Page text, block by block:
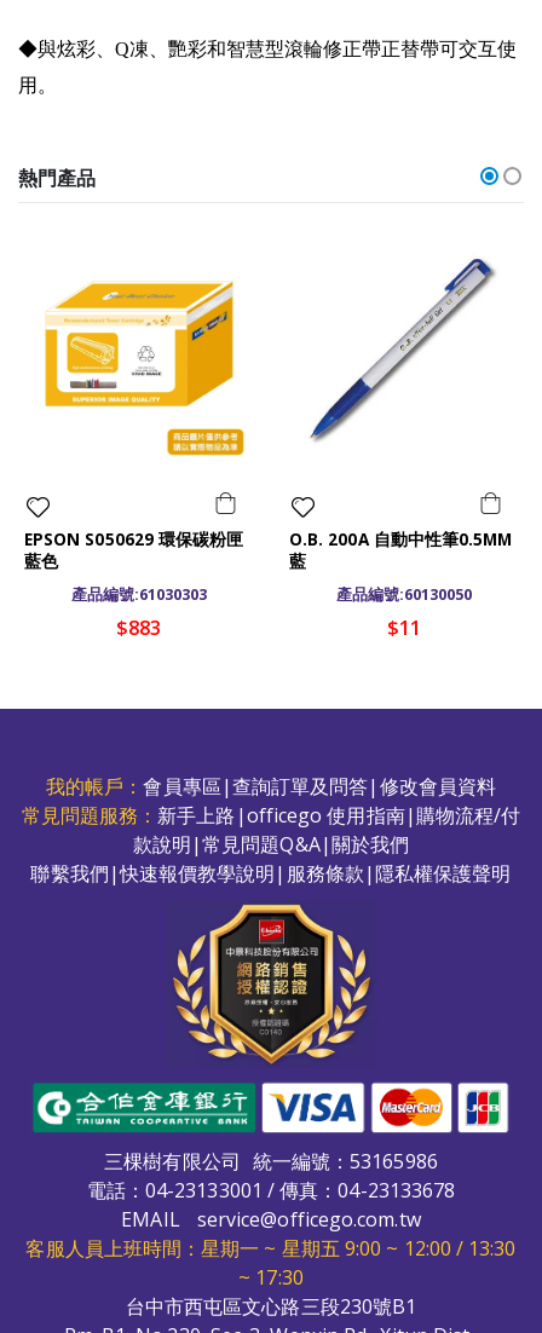
◆與炫彩、Q凍、艷彩和智慧型滾輪修正帶正替帶可交互使
用。
熱門產品
EPSON S050629 環保碳粉匣
藍色
產品編號:61030303
$883
O.B. 200A 自動中性筆0.5MM
藍
產品編號:60130050
$11
我的帳戶：會員專區|查詢訂單及問答| 修改會員資料
常見問題服務： 新手上路 |officego 使用指南|購物流程/付
款說明|常見問題Q&A|關於我們
聯繫我們|快速報價教學說明| 服務條款|隱私權保護聲明
三棵樹有限公司 統一編號：53165986
電話： 04-23133001 / 傳真：04-23133678
EMAIL
service@officego.com.tw
客服人員上班時間：星期一 ~ 星期五 9:00 ~ 12:00 / 13:30
~ 17:30
台中市西屯區文心路三段230號B1